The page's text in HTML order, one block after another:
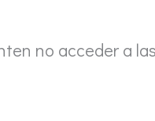
no acceder a